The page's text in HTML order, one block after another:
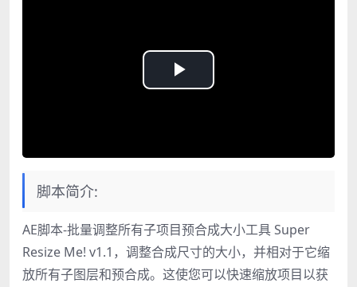
Play
脚本简介:
AE脚本-批量调整所有子项目预合成大小工具 Super
Resize Me! v1.1，调整合成尺寸的大小，并相对于它缩
放所有子图层和预合成。这使您可以快速缩放项目以获